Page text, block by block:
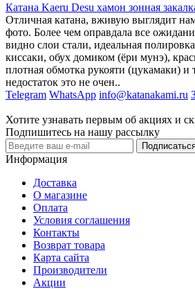
Катана Kaeru Desu хамон зонная
Отличная катана, вживую выглядит
фото. Более чем оправдала все
видно слои стали, идеальная
киссаки, обух домиком (ёри мунэ),
плотная обмотка рукояти (цукамаки)
недостаток это не очен..
Telegram WhatsApp info@katanakami.ru
Хотите узнавать первым об акциях и
Подпишитесь на нашу рассылку
Информация
Доставка
О магазине
Оплата
Условия соглашения
Контакты
Возврат товара
Карта сайта
Производители
Акции